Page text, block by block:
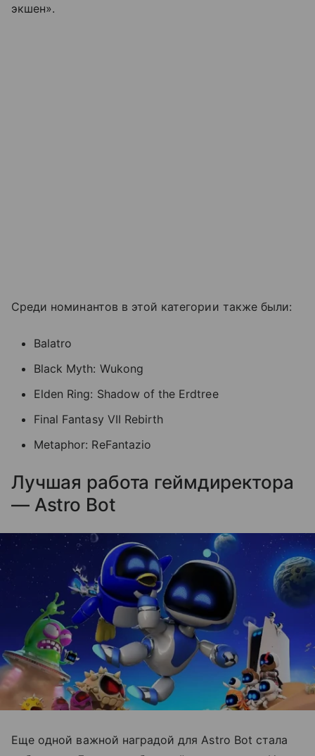
экшен».
Среди номинантов в этой категории также были:
Balatro
Black Myth: Wukong
Elden Ring: Shadow of the Erdtree
Final Fantasy VII Rebirth
Metaphor: ReFantazio
Лучшая работа геймдиректора
— Astro Bot
Еще одной важной наградой для Astro Bot стала